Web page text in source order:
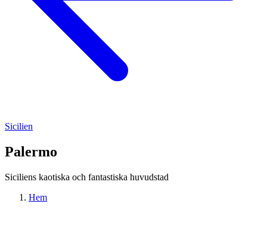
Sicilien
Palermo
Siciliens kaotiska och fantastiska huvudstad
Hem